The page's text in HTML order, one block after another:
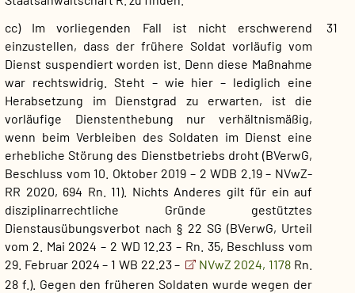
31
cc) Im vorliegenden Fall ist nicht erschwerend
einzustellen, dass der frühere Soldat vorläufig vom
Dienst suspendiert worden ist. Denn diese Maßnahme
war rechtswidrig. Steht – wie hier – lediglich eine
Herabsetzung im Dienstgrad zu erwarten, ist die
vorläufige Dienstenthebung nur verhältnismäßig,
wenn beim Verbleiben des Soldaten im Dienst eine
erhebliche Störung des Dienstbetriebs droht (BVerwG,
Beschluss vom 10. Oktober 2019 – 2 WDB 2.19 – NVwZ-
RR 2020, 694 Rn. 11). Nichts Anderes gilt für ein auf
disziplinarrechtliche Gründe gestütztes
Dienstausübungsverbot nach § 22 SG (BVerwG, Urteil
vom 2. Mai 2024 – 2 WD 12.23 – Rn. 35, Beschluss vom
29. Februar 2024 – 1 WB 22.23 –
NVwZ 2024, 1178 Rn.
28 f.). Gegen den früheren Soldaten wurde wegen der